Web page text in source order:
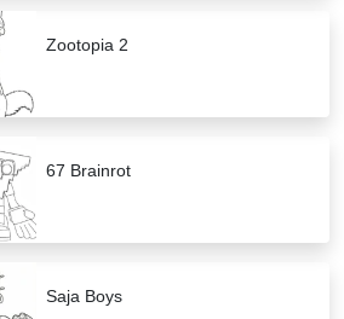
Zootopia 2
67 Brainrot
Saja Boys